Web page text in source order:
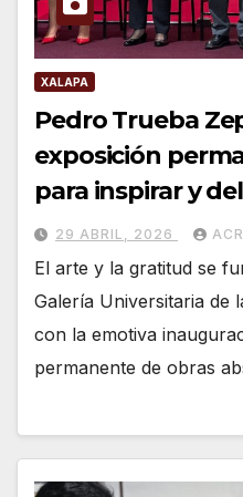
XALAPA
Pedro Trueba
exposición
para inspirar y
29 ABRIL, 2026
El arte y la gratitud se
Galería Universitaria de
con la emotiva
permanente de obras